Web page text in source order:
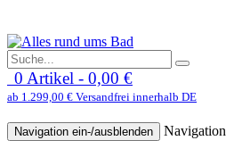
0 Artikel - 0,00 €
ab 1.299,00 € Versandfrei innerhalb DE
Navigation ein-/ausblenden Navigation